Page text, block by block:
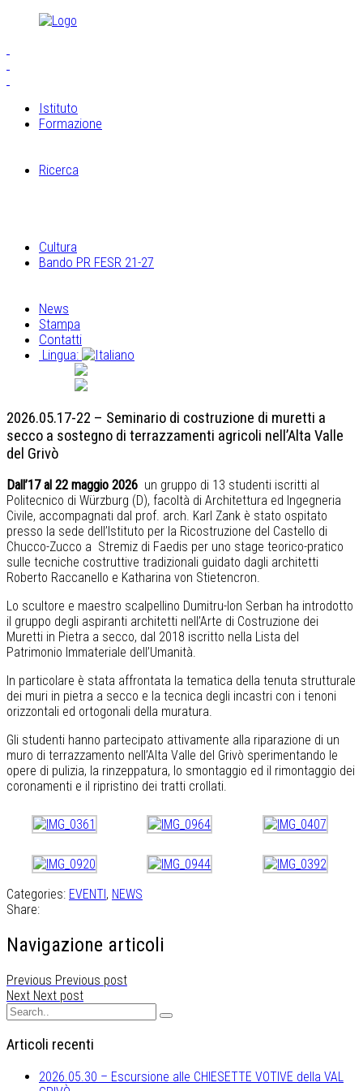
Istituto
Formazione
Ricerca
Cultura
Bando PR FESR 21-27
News
Stampa
Contatti
Lingua:
2026.05.17-22 – Seminario di costruzione di muretti a
secco a sostegno di terrazzamenti agricoli nell’Alta Valle
del Grivò
Dall’17 al 22 maggio 2026 un gruppo di 13 studenti iscritti al
Politecnico di Würzburg (D), facoltà di Architettura ed Ingegneria
Civile, accompagnati dal prof. arch. Karl Zank è stato ospitato
presso la sede dell’Istituto per la Ricostruzione del Castello di
Chucco-Zucco a Stremiz di Faedis per uno stage teorico-pratico
sulle tecniche costruttive tradizionali guidato dagli architetti
Roberto Raccanello e Katharina von Stietencron.
Lo scultore e maestro scalpellino Dumitru-Ion Serban ha introdotto
il gruppo degli aspiranti architetti nell’Arte di Costruzione dei
Muretti in Pietra a secco, dal 2018 iscritto nella Lista del
Patrimonio Immateriale dell’Umanità.
In particolare è stata affrontata la tematica della tenuta strutturale
dei muri in pietra a secco e la tecnica degli incastri con i tenoni
orizzontali ed ortogonali della muratura.
Gli studenti hanno partecipato attivamente alla riparazione di un
muro di terrazzamento nell’Alta Valle del Grivò sperimentando le
opere di pulizia, la rinzeppatura, lo smontaggio ed il rimontaggio dei
coronamenti e il ripristino dei tratti crollati.
Categories: EVENTI , NEWS
Share:
Navigazione articoli
Previous Previous post
Next Next post
Articoli recenti
2026.05.30 – Escursione alle CHIESETTE VOTIVE della VAL